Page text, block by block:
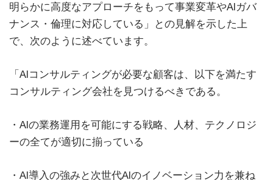
明らかに高度なアプローチをもって事業変革やAIガバ
ナンス・倫理に対応している」との見解を示した上
で、次のように述べています。
「AIコンサルティングが必要な顧客は、以下を満たす
コンサルティング会社を見つけるべきである。
・AIの業務運用を可能にする戦略、人材、テクノロジ
ーの全てが適切に揃っている
・AI導入の強みと次世代AIのイノベーション力を兼ね